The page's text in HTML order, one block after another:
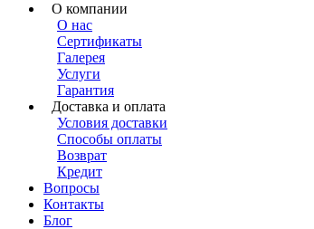
О компании
О нас
Сертификаты
Галерея
Услуги
Гарантия
Доставка и оплата
Условия доставки
Способы оплаты
Возврат
Кредит
Вопросы
Контакты
Блог